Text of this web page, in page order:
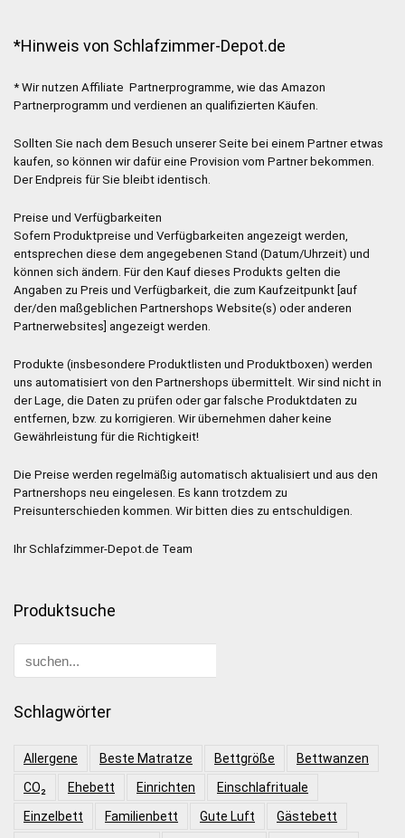
*Hinweis von Schlafzimmer-Depot.de
* Wir nutzen Affiliate Partnerprogramme, wie das Amazon
Partnerprogramm und verdienen an qualifizierten Käufen.
Sollten Sie nach dem Besuch unserer Seite bei einem Partner etwas
kaufen, so können wir dafür eine Provision vom Partner bekommen.
Der Endpreis für Sie bleibt identisch.
Preise und Verfügbarkeiten
Sofern Produktpreise und Verfügbarkeiten angezeigt werden,
entsprechen diese dem angegebenen Stand (Datum/Uhrzeit) und
können sich ändern. Für den Kauf dieses Produkts gelten die
Angaben zu Preis und Verfügbarkeit, die zum Kaufzeitpunkt [auf
der/den maßgeblichen Partnershops Website(s) oder anderen
Partnerwebsites] angezeigt werden.
Produkte (insbesondere Produktlisten und Produktboxen) werden
uns automatisiert von den Partnershops übermittelt. Wir sind nicht in
der Lage, die Daten zu prüfen oder gar falsche Produktdaten zu
entfernen, bzw. zu korrigieren. Wir übernehmen daher keine
Gewährleistung für die Richtigkeit!
Die Preise werden regelmäßig automatisch aktualisiert und aus den
Partnershops neu eingelesen. Es kann trotzdem zu
Preisunterschieden kommen. Wir bitten dies zu entschuldigen.
Ihr Schlafzimmer-Depot.de Team
Produktsuche
Schlagwörter
Allergene Beste Matratze Bettgröße
Bettwanzen
CO₂
Ehebett Einrichten
Einschlafrituale
Einzelbett
Familienbett Gute Luft Gästebett